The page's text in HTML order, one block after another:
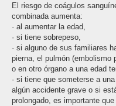
El riesgo de coágulos
combinada aumenta:
· al aumentar la edad,
· si tiene sobrepeso,
· si alguno de sus familiares
pierna, el pulmón (embolismo
o en otro órgano a una edad
· si tiene que someterse a
algún accidente grave o si
prolongado, es importante